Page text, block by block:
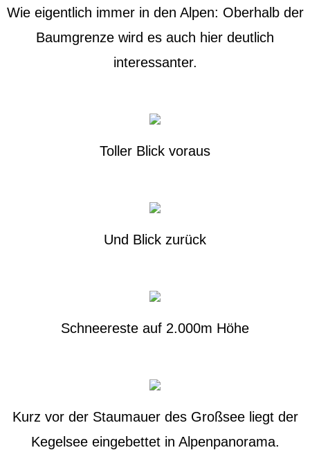
Wie eigentlich immer in den Alpen: Oberhalb der
Baumgrenze wird es auch hier deutlich
interessanter.
Toller Blick voraus
Und Blick zurück
Schneereste auf 2.000m Höhe
Kurz vor der Staumauer des Großsee liegt der
Kegelsee eingebettet in Alpenpanorama.